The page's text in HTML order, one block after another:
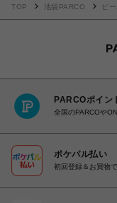
TOP 池袋PARCO ビ
PARCOポイン
全国のPARCOや
ポケパル払い
初回登録＆お買物